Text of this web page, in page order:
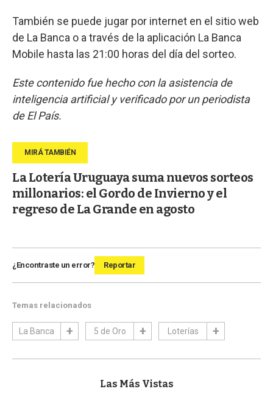
También se puede jugar por internet en el sitio web
de La Banca o a través de la aplicación La Banca
Mobile hasta las 21:00 horas del día del sorteo.
Este contenido fue hecho con la asistencia de
inteligencia artificial y verificado por un periodista
de El País.
La Lotería Uruguaya suma nuevos sorteos
millonarios: el Gordo de Invierno y el
regreso de La Grande en agosto
¿Encontraste un error? Reportar
Temas relacionados
La Banca 5 de Oro Loterías
Las Más Vistas